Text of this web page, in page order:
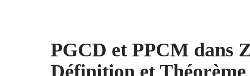
PGCD et PPCM dans
Définition et Théorème